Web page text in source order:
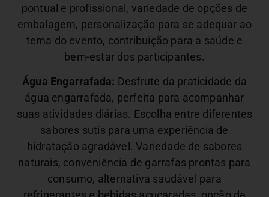
pontual e profissional, variedade de opções de
embalagem, personalização para se adequar ao
tema do evento, contribuição para a saúde e
bem-estar dos participantes.
Água Engarrafada: Desfrute da praticidade da
água engarrafada, perfeita para acompanhar
suas atividades diárias. Escolha entre diferentes
sabores sutis para uma experiência de
hidratação agradável.Variedade de sabores
naturais, conveniência de garrafas prontas para
consumo, alternativa saudável para